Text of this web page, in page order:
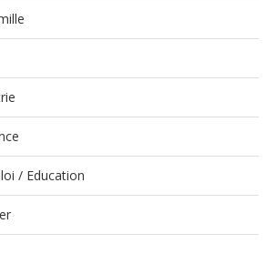
/ Education